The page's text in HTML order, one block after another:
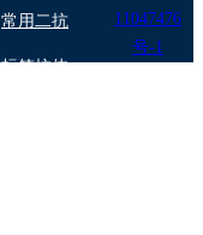
常用二抗
标签抗体
11047476
号-1